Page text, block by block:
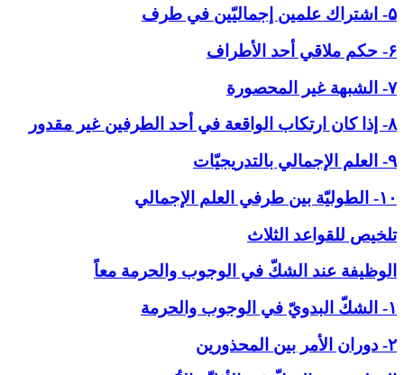
۵- اشتراك علمين إجماليّين في طرف
۶- حكم ملاقي أحد الأطراف
۷- الشبهة غير المحصورة
۸- إذا كان ارتكاب الواقعة في أحد الطرفين غير مقدور
۹- العلم الإجمالي بالتدريجيّات
۱۰- الطوليّة بين طرفي العلم الإجمالي
تلخيص للقواعد الثلاث
الوظيفة عند الشكّ في ‏الوجوب والحرمة معاً
۱- الشكّ البدويّ في الوجوب والحرمة
۲- دوران الأمر بين المحذورين